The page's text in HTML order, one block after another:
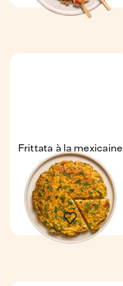
Frittata à la mexicaine
41 min 4